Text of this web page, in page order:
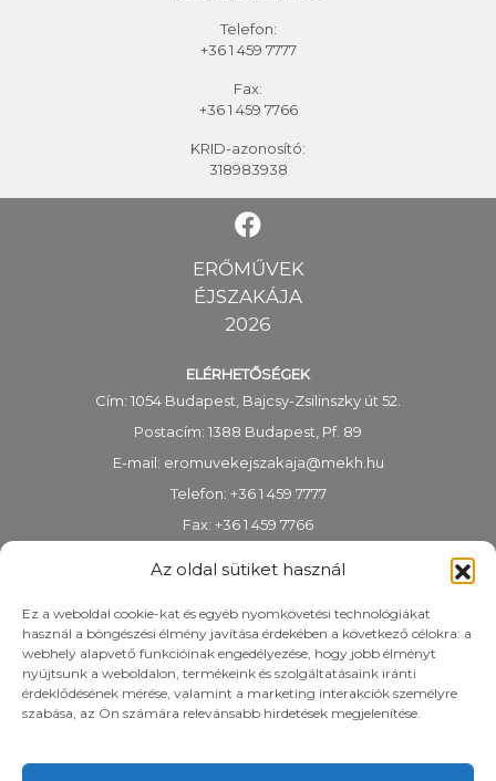
Az oldal sütiket használ
Ez a weboldal cookie-kat és egyéb nyomkövetési technológiákat
használ a böngészési élmény javítása érdekében a következő célokra: a
webhely alapvető funkcióinak engedélyezése, hogy jobb élményt
nyújtsunk a weboldalon, termékeink és szolgáltatásaink iránti
érdeklődésének mérése, valamint a marketing interakciók személyre
szabása, az Ön számára relevánsabb hirdetések megjelenítése.
Telefon:
+36 1 459 7777
Fax:
+36 1 459 7766
KRID-azonosító:
318983938
ERŐMŰVEK
ÉJSZAKÁJA
2026
ELÉRHETŐSÉGEK
Cím: 1054 Budapest, Bajcsy-Zsilinszky út 52.
Postacím: 1388 Budapest, Pf. 89
E-mail: eromuvekejszakaja@mekh.hu
Telefon: +36 1 459 7777
Fax: +36 1 459 7766